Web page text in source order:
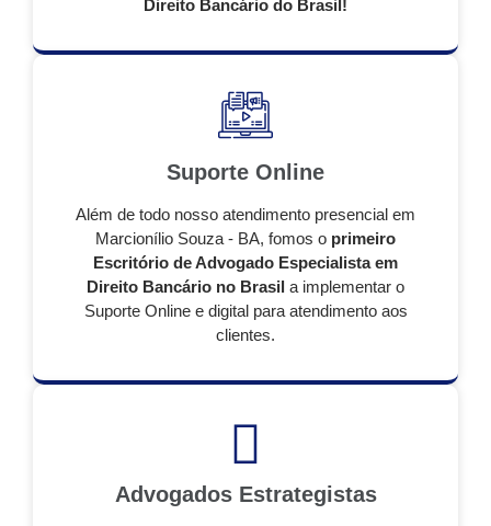
Direito Bancário do Brasil!
Suporte Online
Além de todo nosso atendimento presencial em
Marcionílio Souza - BA, fomos o primeiro
Escritório de Advogado Especialista em
Direito Bancário no Brasil a implementar o
Suporte Online e digital para atendimento aos
clientes.
Advogados Estrategistas